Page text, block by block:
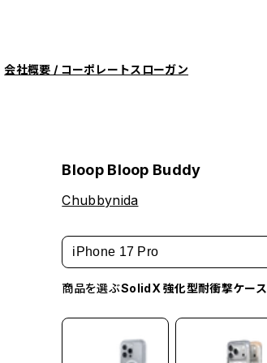
会社概要 / コーポレートスローガン
Bloop Bloop Buddy
Chubbynida
iPhone 17 Pro
商品を選ぶSolidX 強化型耐衝撃ケース